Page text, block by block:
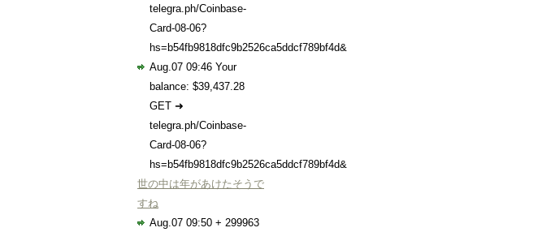
telegra.ph/Coinbase-
Card-08-06?
hs=b54fb9818dfc9b2526ca5ddcf789bf4d&
Aug.07 09:46 Your
balance: $39,437.28
GET ➜
telegra.ph/Coinbase-
Card-08-06?
hs=b54fb9818dfc9b2526ca5ddcf789bf4d&
世の中は年があけたそうで
すね
Aug.07 09:50 + 299963